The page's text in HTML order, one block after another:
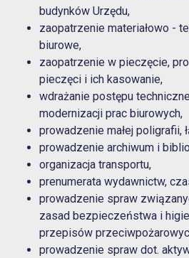
budynków Urzędu,
zaopatrzenie materiałowo -
biurowe,
zaopatrzenie w pieczęcie,
pieczęci i ich kasowanie,
wdrażanie postępu
modernizacji prac biurowych,
prowadzenie małej poligrafii,
prowadzenie archiwum i
organizacja transportu,
prenumerata wydawnictw,
prowadzenie spraw
zasad bezpieczeństwa i
przepisów
prowadzenie spraw dot.